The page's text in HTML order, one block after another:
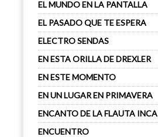
EL MUNDO EN LA PANTALLA
EL PASADO QUE TE ESPERA
ELECTRO SENDAS
EN ESTA ORILLA DE DREXLER
EN ESTE MOMENTO
EN UN LUGAR EN PRIMAVERA
ENCANTO DE LA FLAUTA INCA
ENCUENTRO